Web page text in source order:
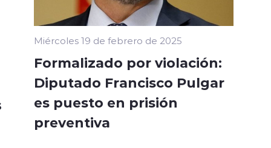
Miércoles 19 de febrero de 2025
Formalizado por violación:
Diputado Francisco Pulgar
es puesto en prisión
preventiva